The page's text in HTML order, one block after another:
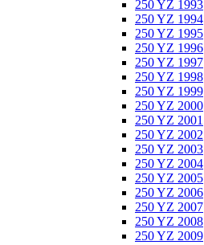
250 YZ 1993
250 YZ 1994
250 YZ 1995
250 YZ 1996
250 YZ 1997
250 YZ 1998
250 YZ 1999
250 YZ 2000
250 YZ 2001
250 YZ 2002
250 YZ 2003
250 YZ 2004
250 YZ 2005
250 YZ 2006
250 YZ 2007
250 YZ 2008
250 YZ 2009